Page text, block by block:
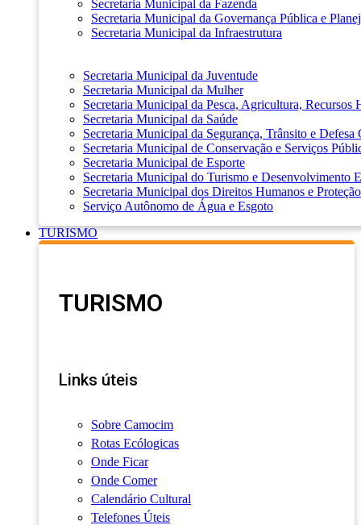
Secretaria Municipal da Fazenda
Secretaria Municipal da Governança Pública e
Secretaria Municipal da Infraestrutura
Secretaria Municipal da Juventude
Secretaria Municipal da Mulher
Secretaria Municipal da Pesca, Agricultura, Recursos
Secretaria Municipal da Saúde
Secretaria Municipal da Segurança, Trânsito e Defesa
Secretaria Municipal de Conservação e Serviços
Secretaria Municipal de Esporte
Secretaria Municipal do Turismo e Desenvolvimento
Secretaria Municipal dos Direitos Humanos e
Serviço Autônomo de Água e Esgoto
TURISMO
TURISMO
Links úteis
Sobre Camocim
Rotas Ecólogicas
Onde Ficar
Onde Comer
Calendário Cultural
Telefones Úteis